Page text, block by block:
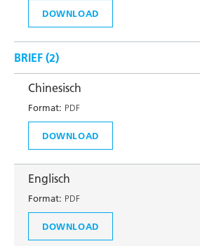
DOWNLOAD
BRIEF (2)
Chinesisch
Format: PDF
DOWNLOAD
Englisch
Format: PDF
DOWNLOAD